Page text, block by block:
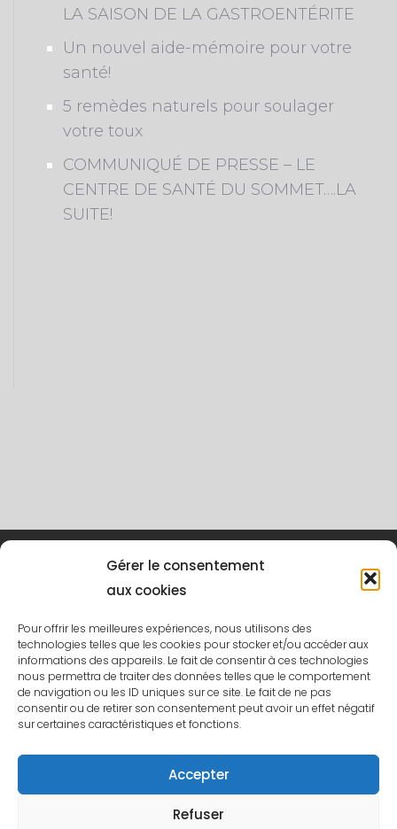
Gérer le consentement
aux cookies
Pour offrir les meilleures expériences, nous utilisons des
technologies telles que les cookies pour stocker et/ou accéder aux
informations des appareils. Le fait de consentir à ces technologies
nous permettra de traiter des données telles que le comportement
de navigation ou les ID uniques sur ce site. Le fait de ne pas
consentir ou de retirer son consentement peut avoir un effet négatif
sur certaines caractéristiques et fonctions.
Accepter
Refuser
LA SAISON DE LA GASTROENTÉRITE
Un nouvel aide-mémoire pour votre
santé!
5 remèdes naturels pour soulager
votre toux
COMMUNIQUÉ DE PRESSE – LE
CENTRE DE SANTÉ DU SOMMET….LA
SUITE!
1280 Rue King Est Sherbrooke, Qc J1G 1E4
Tél:819 300-8181| Téléc.:819 300-8103
Politique de confidentialité